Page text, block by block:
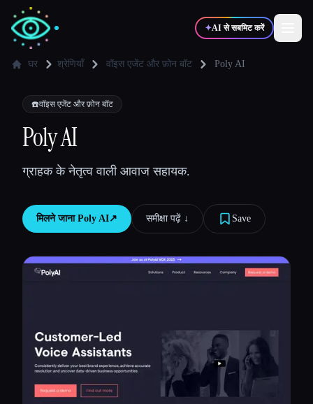
✦AI से सबमिट करें
✍️लेखक
💻 डेवलपर्स
ब्लॉग
सभी श्रेणियाँ
हमारे बारे में
घर श्रेणियाँ वॉइस एजेंट और फ़ोन बॉट Poly AI
☎️वॉइस एजेंट और फ़ोन बॉट
Poly AI
ग्राहक के नेतृत्व वाली आवाज सहायक.
मिलने जाना Poly AI↗︎ समीक्षा पढ़ें ↓︎ Save